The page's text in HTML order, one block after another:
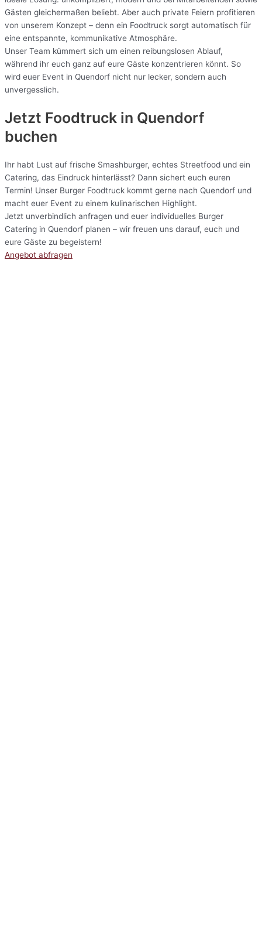
Gästen gleichermaßen beliebt. Aber auch private Feiern profitieren
von unserem Konzept – denn ein Foodtruck sorgt automatisch für
eine entspannte, kommunikative Atmosphäre.
Unser Team kümmert sich um einen reibungslosen Ablauf,
während ihr euch ganz auf eure Gäste konzentrieren könnt. So
wird euer Event in Quendorf nicht nur lecker, sondern auch
unvergesslich.
Jetzt Foodtruck in Quendorf
buchen
Ihr habt Lust auf frische Smashburger, echtes Streetfood und ein
Catering, das Eindruck hinterlässt? Dann sichert euch euren
Termin! Unser Burger Foodtruck kommt gerne nach Quendorf und
macht euer Event zu einem kulinarischen Highlight.
Jetzt unverbindlich anfragen und euer individuelles Burger
Catering in Quendorf planen – wir freuen uns darauf, euch und
eure Gäste zu begeistern!
Angebot abfragen